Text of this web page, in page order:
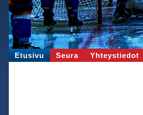
Etusivu Seura Yhteystiedot